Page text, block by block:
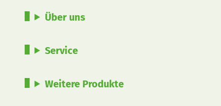
Über uns
Service
Weitere Produkte